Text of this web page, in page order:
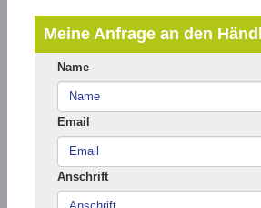
Meine Anfrage an den
Name
Email
Anschrift